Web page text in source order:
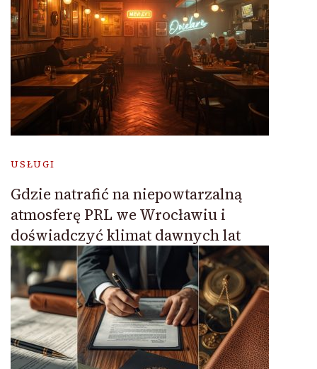
USŁUGI
Gdzie natrafić na niepowtarzalną
atmosferę PRL we Wrocławiu i
doświadczyć klimat dawnych lat